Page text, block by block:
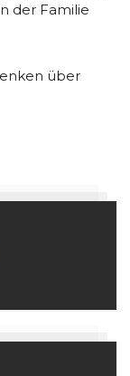
der Familie
über